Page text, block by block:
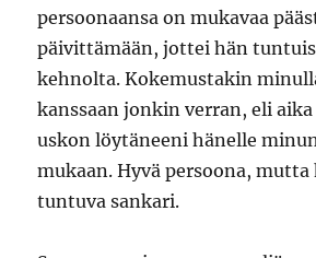
persoonaansa on mukavaa
päivittämään, jottei hän
kehnolta. Kokemustakin
kanssaan jonkin verran, eli
uskon löytäneeni hänelle
mukaan. Hyvä persoona,
tuntuva sankari.